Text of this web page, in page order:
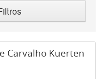
Carvalho Kuerten